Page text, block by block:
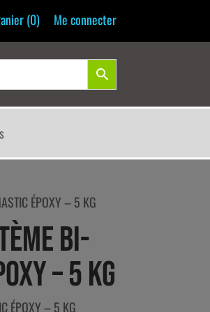
(0) Me connecter
ÉPOXY – 5 KG
BI-
– 5 KG
ÉPOXY – 5 KG